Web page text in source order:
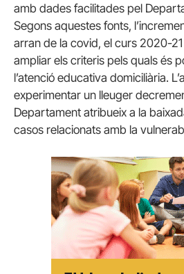
amb dades facilitades pel
Segons aquestes fonts,
arran de la covid, el curs 2020-
ampliar els criteris pels quals és
l’atenció educativa domiciliària.
experimentar un lleuger
Departament atribueix a la
casos relacionats amb la